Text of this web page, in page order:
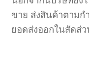
ขาย ส่งสินค้าตาม
ยอดส่งออกในสัดส่